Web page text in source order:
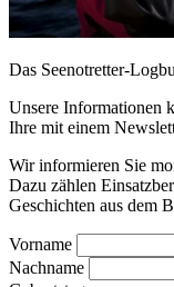
Das Seenotretter-
Unsere Informationen
Ihre mit einem
Wir informieren Sie
Dazu zählen
Geschichten aus dem
Vorname
Nachname